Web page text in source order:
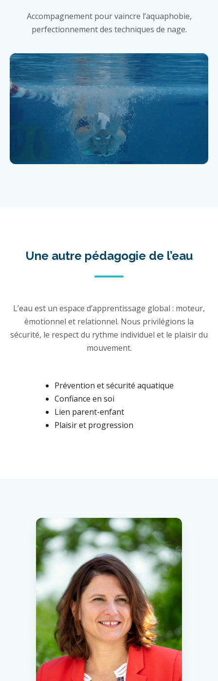
Accompagnement pour vaincre l’aquaphobie,
perfectionnement des techniques de nage.
Une autre pédagogie de l’eau
L’eau est un espace d’apprentissage global : moteur,
émotionnel et relationnel. Nous privilégions la
sécurité, le respect du rythme individuel et le plaisir du
mouvement.
Prévention et sécurité aquatique
Confiance en soi
Lien parent-enfant
Plaisir et progression